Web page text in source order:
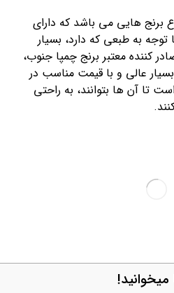
برنج هایی می باشد که دارای
به طبعی که دارد، بسیار
کننده معتبر برنج چمپا جنوب،
بسیار عالی و با قیمت مناسب در
تا آن ها بتوانند، به راحتی
میخوانید!